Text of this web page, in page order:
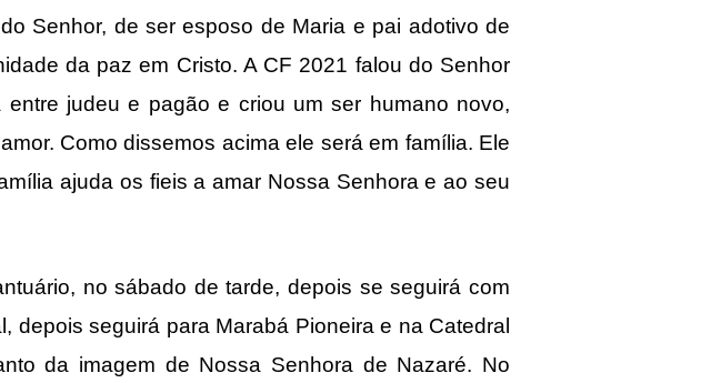
Senhor, de ser esposo de Maria e pai adotivo de
da paz em Cristo. A CF 2021 falou do Senhor
judeu e pagão e criou um ser humano novo,
Como dissemos acima ele será em família. Ele
ajuda os fieis a amar Nossa Senhora e ao seu
no sábado de tarde, depois se seguirá com
depois seguirá para Marabá Pioneira e na Catedral
da imagem de Nossa Senhora de Nazaré. No